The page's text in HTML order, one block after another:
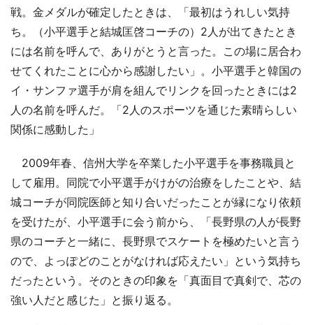
戦。金メダルが確定したときは、「最初はうれしい気持
ち。（小平選手と結城匡啓コーチの）2人が出てきたとき
には名前を呼んで、ありがとうと言った。この場に居合わ
せてくれたことに心から感謝したい」。小平選手と韓国の
イ・サンファ選手が肩を組んでリンクを回ったときには2
人の名前を呼んだ。「2人のスポーツを通じた素晴らしい
関係に感動した」
2009年春、信州大学を卒業した小平選手を事務職員と
して雇用。同院で小平選手がけがの治療をしたことや、結
城コーチが同院医師と知り合いだったことが縁になり依頼
を受けたが、小平選手に会う前から、「長野県の人が長野
県のコーチと一緒に、長野県でスケートを極めたいと言う
ので、よっぽどのことがなければ応えたい」という気持ち
だったという。そのときの印象を「真面目で真剣で、芯の
強い人だと感じた」と振り返る。